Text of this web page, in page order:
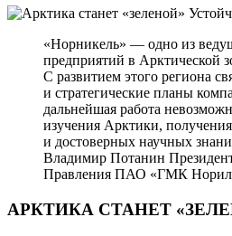
«Норникель» — одно из
предприятий в Арктической
С развитием этого региона
и стратегические планы
дальнейшая работа
изучения Арктики,
и достоверных научных
Владимир Потанин
Правления ПАО «ГМК
АРКТИКА СТАНЕТ